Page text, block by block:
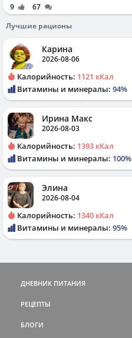
9
67
Лучшие рационы
Карина
2026-08-06
Калорийность: 1121 кКал
Витамины и минералы: 94%
Ирина Макс
2026-08-03
Калорийность: 1393 кКал
Витамины и минералы: 100%
Элина
2026-08-04
Калорийность: 1340 кКал
Витамины и минералы: 95%
ДНЕВНИК ПИТАНИЯ
РЕЦЕПТЫ
БЛОГИ